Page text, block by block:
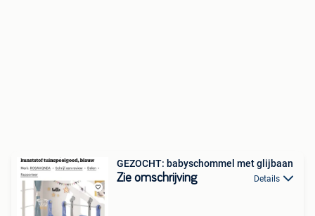
GEZOCHT: babyschommel met glijbaan
Zie omschrijving Details